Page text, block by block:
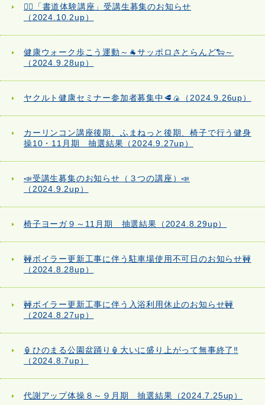
✍🏻「書道体験講座」受講生募集のお知らせ
（2024.10.2up）
健康ウォーク歩こう運動～🐐サッポロさとらんど🐑～
（2024.9.28up）
ヤクルト健康セミナー参加者募集中🥩🍙（2024.9.26up）
カーリンコン講座後期、ふまねっと後期、椅子で行う健身
操10・11月期 抽選結果（2024.9.27up）
📣受講生募集のお知らせ（３つの講座）📣
（2024.9.2up）
椅子ヨーガ９～11月期 抽選結果（2024.8.29up）
🚧ボイラー更新工事に伴う駐車場使用不可日のお知らせ🚧
（2024.8.28up）
🚧ボイラー更新工事に伴う入浴利用休止のお知らせ🚧
（2024.8.27up）
🏮ひのまる公園盆踊り🏮大いに盛り上がって無事終了‼
（2024.8.7up）
代謝アップ体操８～９月期 抽選結果（2024.7.25up）